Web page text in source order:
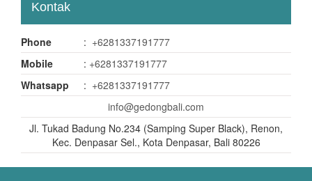
Kontak
Phone : +6281337191777
Mobile
: +6281337191777
Whatsapp
: +6281337191777
info@gedongbali.com
Jl. Tukad Badung No.234 (Samping Super Black), Renon,
Kec. Denpasar Sel., Kota Denpasar, Bali 80226